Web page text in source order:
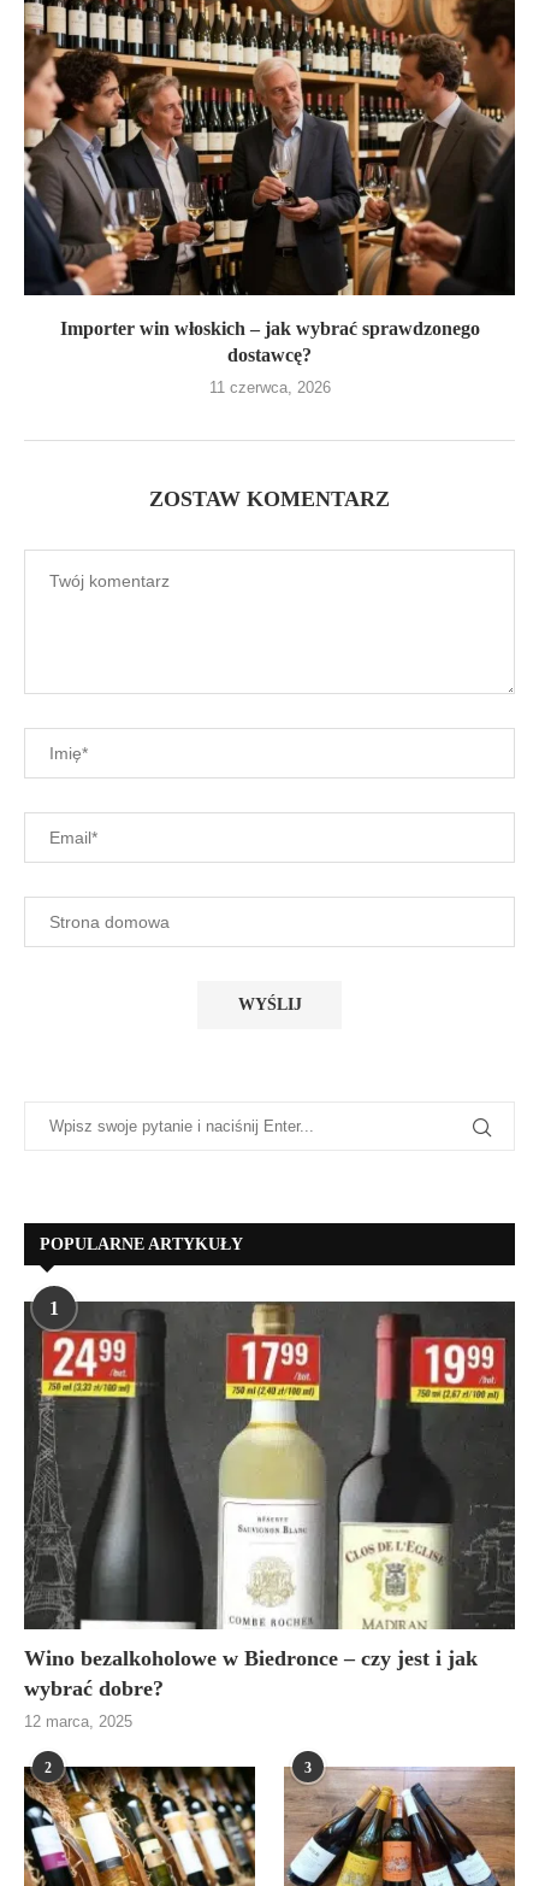
Importer win włoskich – jak wybrać sprawdzonego
dostawcę?
11 czerwca, 2026
ZOSTAW KOMENTARZ
POPULARNE ARTYKUŁY
1
Wino bezalkoholowe w Biedronce – czy jest i jak
wybrać dobre?
12 marca, 2025
2 3